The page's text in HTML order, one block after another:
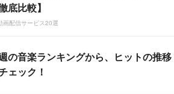
底比較】
画配信サービス20選
の音楽ランキングから、ヒットの推移
ェック！